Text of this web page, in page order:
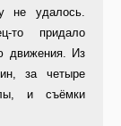
не удалось.
то придало
движения. Из
за четыре
и съёмки